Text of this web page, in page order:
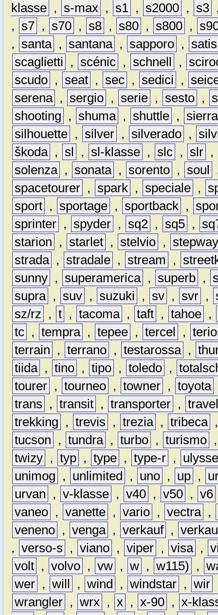
klasse , s-max , s1 , s2000 , s3
,
s7 , s70 , s8 , s80 , s800 ,
,
santa , santana , sapporo ,
satis
scaglietti
, scénic , schnell ,
scudo , seat , sec , sedici ,
serena , sergio , serie , sesto ,
shooting
, shuma , shuttle ,
sierra
silhouette , silver , silverado ,
škoda , sl , sl-klasse , slc , slr ,
solenza , sonata , sorento , soul
spacetourer , spark , speciale ,
sport , sportage , sportback ,
sprinter , spyder , sq2 , sq5 ,
starion
, starlet , stelvio ,
strada , stradale , stream ,
sunny , superamerica , superb ,
supra , suv , suzuki , sv , svr ,
sz/rz
, t , tacoma , taft , tahoe ,
tc , tempra , tepee , tercel ,
terrain
, terrano , testarossa ,
tiida , tino , tipo , toledo ,
tourer , tourneo , towner , toyota
trans
, transit , transporter ,
trekking
, trevis , trezia , tribeca
tucson
, tundra , turbo , turismo
twizy , typ , type , type-r ,
unimog
, unlimited , uno , up ,
urvan
, v-klasse , v40 , v50 , v6
vaneo , vanette , vario , vectra ,
veneno , venga , verkauf ,
, verso-s , viano , viper , visa ,
volt , volvo , vw , w , w115) ,
wer , will , wind , windstar , wir
wrangler , wrx , x , x-90 , x-